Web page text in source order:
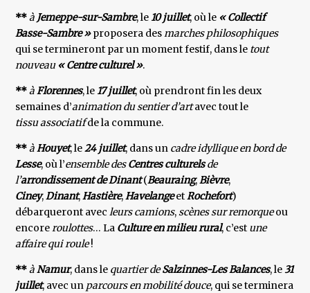
**à Jemeppe-sur-Sambre, le 10 juillet, où le « Collectif
Basse-Sambre »proposera desmarches philosophiques
qui se termineront par un moment festif, dans le tout
nouveau « Centre culturel ».
**àFlorennes, le 17 juillet, où prendront fin les deux
semaines d’animation du sentier d’artavec tout le
tissu associatifde la commune.
**àHouyet, le24 juillet, dans un cadre idyllique en bord de
Lesse, où l’ensemble desCentres culturelsde
l’arrondissement de Dinant(Beauraing​,Bièvre,
Ciney,Dinant,Hastière,HavelangeetRochefort)
débarqueront avecleurs camions,scènes sur remorqueou
encoreroulottes… La Culture en milieu rural, c’est une
affaire qui roule!
**àNamur, dans le quartier deSalzinnes-Les Balances, le31
juillet, avec un parcours en mobilité douce, qui se terminera